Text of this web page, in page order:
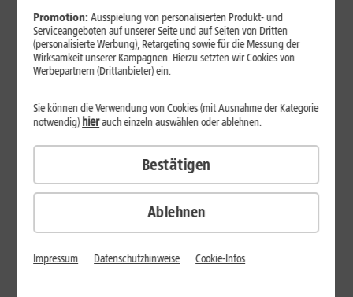
ab 29,99
€/Monat*
Verfügbarkeit prüfen
Promotion:Ausspielung von personalisierten Produkt- und
Serviceangeboten auf unserer Seite und auf Seiten von Dritten
(personalisierte Werbung), Retargeting sowie für die Messung der
Wirksamkeit unserer Kampagnen. Hierzu setzten wir Cookies von
Werbepartnern (Drittanbieter) ein.
Ablehnen
Sie können die Verwendung von Cookies (mit Ausnahme der Kategorie
notwendig)hierauch einzeln auswählen oder ablehnen.
Bestätigen
Impressum Datenschutzhinweise Cookie-Infos